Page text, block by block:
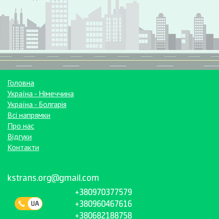
Головна
Україна - Німеччина
Україна - Болгарія
Всі напрямки
Про нас
Відгуки
Контакти
kstrans.org@gmail.com
+380970377579
+380960467616
+380682188758